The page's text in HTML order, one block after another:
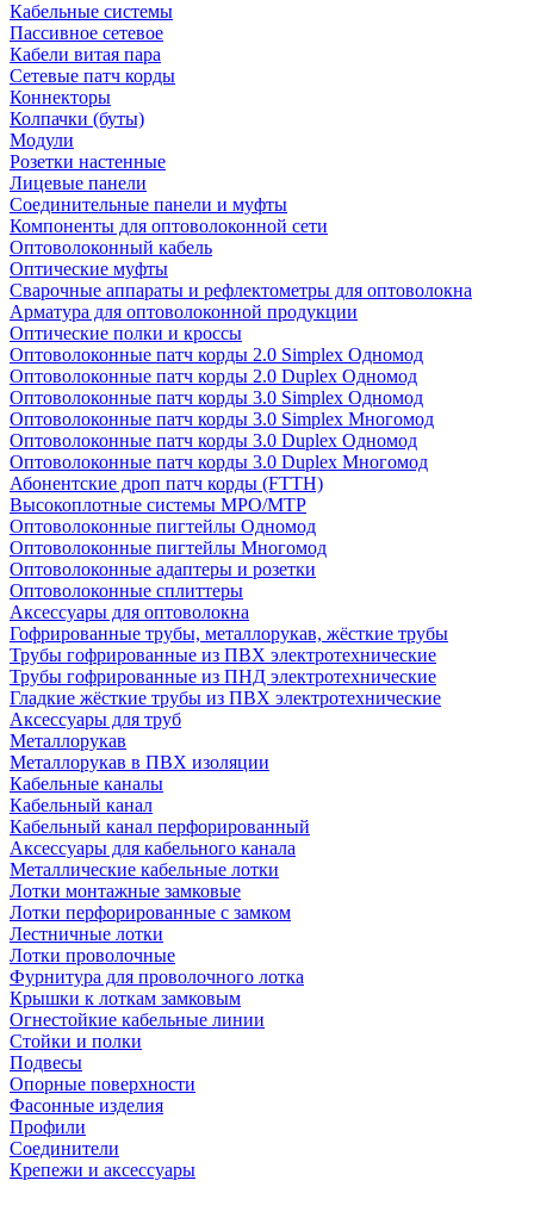
Кабельные системы
Пассивное сетевое
Кабели витая пара
Сетевые патч корды
Коннекторы
Колпачки (буты)
Модули
Розетки настенные
Лицевые панели
Соединительные панели и муфты
Компоненты для оптоволоконной сети
Оптоволоконный кабель
Оптические муфты
Сварочные аппараты и рефлектометры для оптоволокна
Арматура для оптоволоконной продукции
Оптические полки и кроссы
Оптоволоконные патч корды 2.0 Simplex Одномод
Оптоволоконные патч корды 2.0 Duplex Одномод
Оптоволоконные патч корды 3.0 Simplex Одномод
Оптоволоконные патч корды 3.0 Simplex Многомод
Оптоволоконные патч корды 3.0 Duplex Одномод
Оптоволоконные патч корды 3.0 Duplex Многомод
Абонентские дроп патч корды (FTTH)
Высокоплотные системы MPO/MTP
Оптоволоконные пигтейлы Одномод
Оптоволоконные пигтейлы Многомод
Оптоволоконные адаптеры и розетки
Оптоволоконные сплиттеры
Аксессуары для оптоволокна
Гофрированные трубы, металлорукав, жёсткие трубы
Трубы гофрированные из ПВХ электротехнические
Трубы гофрированные из ПНД электротехнические
Гладкие жёсткие трубы из ПВХ электротехнические
Аксессуары для труб
Металлорукав
Металлорукав в ПВХ изоляции
Кабельные каналы
Кабельный канал
Кабельный канал перфорированный
Аксессуары для кабельного канала
Металлические кабельные лотки
Лотки монтажные замковые
Лотки перфорированные с замком
Лестничные лотки
Лотки проволочные
Фурнитура для проволочного лотка
Крышки к лоткам замковым
Огнестойкие кабельные линии
Стойки и полки
Подвесы
Опорные поверхности
Фасонные изделия
Профили
Соединители
Крепежи и аксессуары